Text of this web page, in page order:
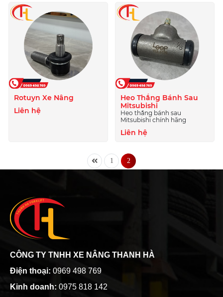
Rotuyn Xe Nâng
Liên hệ
Heo Thắng Bánh Sau
Mitsubishi
Heo thắng bánh sau
Mitsubishi chính hãng
Liên hệ
1 2
CÔNG TY TNHH XE NÂNG THANH HÀ
Điện thoại: 0969 498 769
Kinh doanh: 0975 818 142